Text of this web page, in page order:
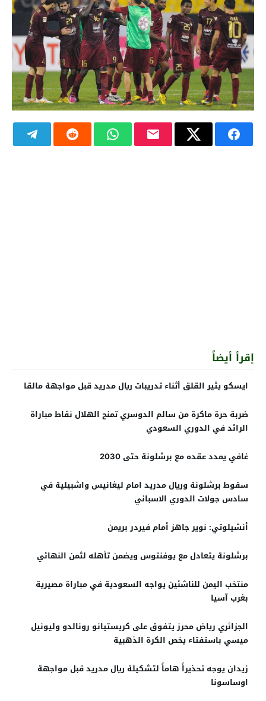
إقرأ أيضاً
ايسكو يثير القلق أثناء تدريبات ريال مدريد قبل مواجهة مالقا
ضربة حرة ماكرة من سالم الدوسري تمنح الهلال نقاط مباراة
الرائد في الدوري السعودي
غافي يمدد عقده مع برشلونة حتى 2030
سقوط برشلونة وريال مدريد امام ليغانيس واشبيلية في
سادس جولات الدوري الاسباني
أنشيلوتي: نوير جاهز أمام فيردر بريمن
برشلونة يتعادل مع يوفنتوس ويضمن تأهله لثمن النهائي
منتخب اليمن للناشئين يواجه السعودية في مباراة مصيرية
بغرب آسيا
الجزائري رياض محرز يتفوق على كريستيانو رونالدو وليونيل
ميسي باستفتاء يخص الكرة الذهبية
زيدان يوجه تحذيراً هاماً لتشكيلة ريال مدريد قبل مواجهة
اوساسونا